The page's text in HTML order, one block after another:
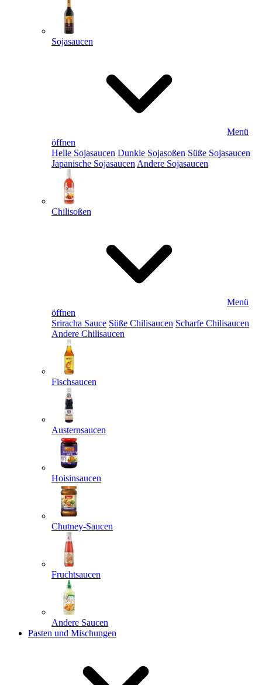
Sojasaucen
Menü
öffnen
Helle Sojasaucen Dunkle Sojasoßen Süße Sojasaucen
Japanische Sojasaucen Andere Sojasaucen
Chilisoßen
Menü
öffnen
Sriracha Sauce Süße Chilisaucen Scharfe Chilisaucen
Andere Chilisaucen
Fischsaucen
Austernsaucen
Hoisinsaucen
Chutney-Saucen
Fruchtsaucen
Andere Saucen
Pasten und Mischungen